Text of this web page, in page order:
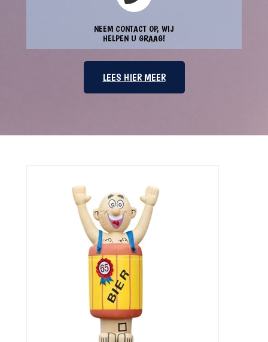
NEEM CONTACT OP, WIJ
HELPEN U GRAAG!
LEES HIER MEER